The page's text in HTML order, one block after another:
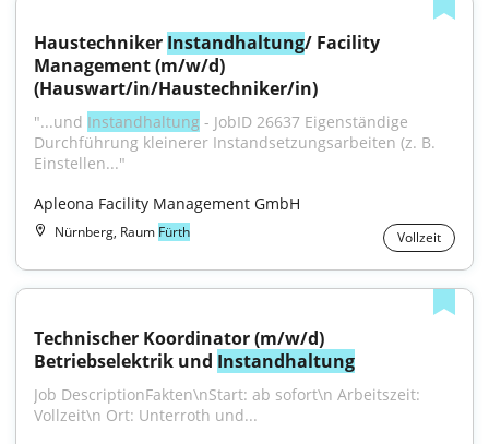
Haustechniker Instandhaltung/ Facility
Management (m/w/d)
(Hauswart/in/Haustechniker/in)
"...und Instandhaltung - JobID 26637 Eigenständige
Durchführung kleinerer Instandsetzungsarbeiten (z. B.
Einstellen..."
Apleona Facility Management GmbH
Nürnberg, Raum Fürth Vollzeit
Technischer Koordinator (m/w/d)
Betriebselektrik und Instandhaltung
Job DescriptionFakten\nStart: ab sofort\n Arbeitszeit:
Vollzeit\n Ort: Unterroth und...